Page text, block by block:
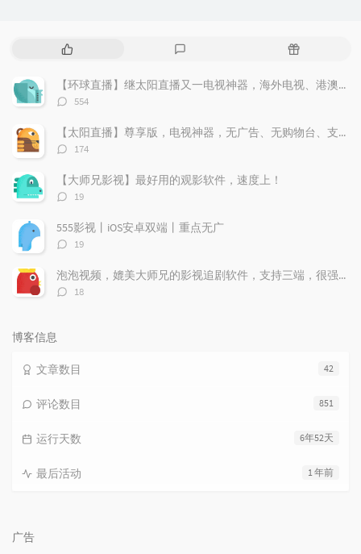
热
文
章
评
随
文
【环球直播】继太阳直播又一电视神器，海外电视、港澳台应用尽有，无广告，支持回看。
评
数：
554
【太阳直播】尊享版，电视神器，无广告、无购物台、支持回看
评
数：
174
【大师兄影视】最好用的观影软件，速度上！
评
数：
19
555影视丨iOS安卓双端丨重点无广
评
数：
19
泡泡视频，媲美大师兄的影视追剧软件，支持三端，很强！
评
18
博客信息
42
文章数目
851
评论数目
6年52天
运行天数
1 年前
最后活动
广告